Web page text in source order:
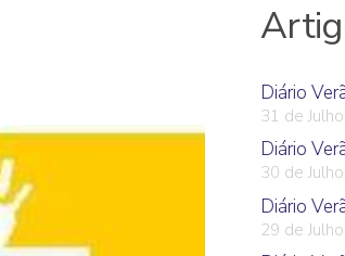
Diário
31 de
Diário
30 de
Diário
29 de